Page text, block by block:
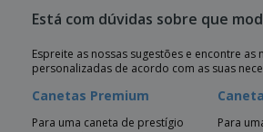
Está com dúvidas sobre que
Espreite as nossas sugestões e encontre as
personalizadas de acordo com as suas
Canetas Premium
Para uma caneta de prestígio
Para